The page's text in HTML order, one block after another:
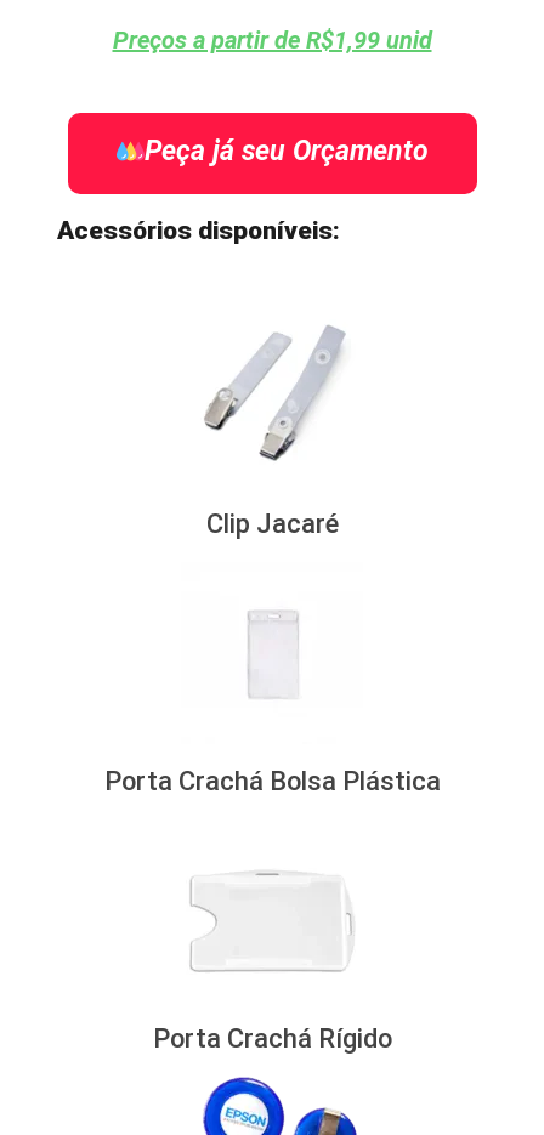
Preços a partir de R$1,99 unid
Peça já seu Orçamento
Acessórios disponíveis:
Clip Jacaré
Porta Crachá Bolsa Plástica
Porta Crachá Rígido